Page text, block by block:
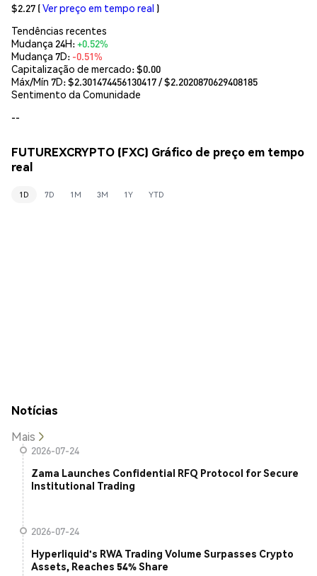
$2.27 (Ver preço em tempo real )
Tendências recentes
Mudança 24H:+0.52%
Mudança 7D: -0.51%
Capitalização de mercado:$0.00
Máx/Mín 7D: $2.301474456130417/ $2.2020870629408185
Sentimento da Comunidade
--
FUTUREXCRYPTO (FXC) Gráfico de preço em tempo
real
1D 7D 1M 3M 1Y YTD
Notícias
Mais
2026-07-24
Zama Launches Confidential RFQ Protocol for Secure
Institutional Trading
2026-07-24
Hyperliquid's RWA Trading Volume Surpasses Crypto
Assets, Reaches 54% Share